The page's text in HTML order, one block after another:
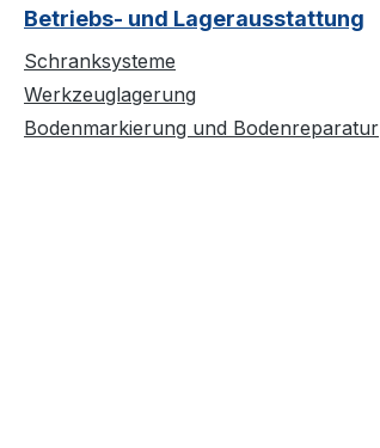
Betriebs- und Lagerausstattung
Schranksysteme
Werkzeuglagerung
Bodenmarkierung und Bodenreparatur